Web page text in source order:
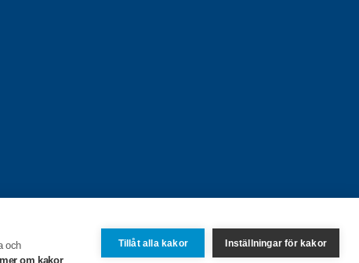
och
om kakor
Tillåt alla kakor Inställningar för kakor